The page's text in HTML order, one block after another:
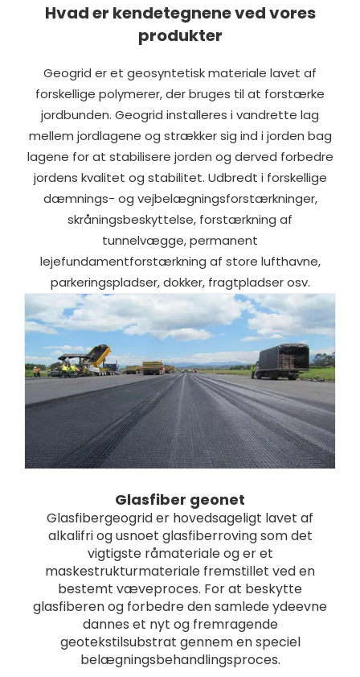
Hvad er kendetegnene ved vores
produkter
Geogrid er et geosyntetisk materiale lavet af
forskellige polymerer, der bruges til at forstærke
jordbunden. Geogrid installeres i vandrette lag
mellem jordlagene og strækker sig ind i jorden bag
lagene for at stabilisere jorden og derved forbedre
jordens kvalitet og stabilitet. Udbredt i forskellige
dæmnings- og vejbelægningsforstærkninger,
skråningsbeskyttelse, forstærkning af
tunnelvægge, permanent
lejefundamentforstærkning af store lufthavne,
parkeringspladser, dokker, fragtpladser osv.
Glasfiber geonet
Glasfibergeogrid er hovedsageligt lavet af
alkalifri og usnoet glasfiberroving som det
vigtigste råmateriale og er et
maskestrukturmateriale fremstillet ved en
bestemt væveproces. For at beskytte
glasfiberen og forbedre den samlede ydeevne
dannes et nyt og fremragende
geotekstilsubstrat gennem en speciel
belægningsbehandlingsproces.